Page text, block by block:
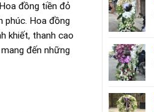
đồng tiền đỏ
phúc. Hoa đồng
khiết, thanh cao
đến những